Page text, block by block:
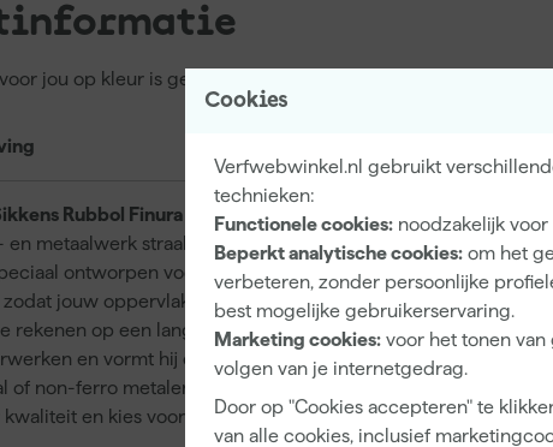
Cookies
Verfwebwinkel.nl gebruikt
technieken:
Functionele cookies: noodzakelijk
Beperkt analytische cookies: om het
verbeteren, zonder persoonlijke
best mogelijke gebruikerservaring.
Marketing cookies: voor het tonen
volgen van je internetgedrag.
Door op "Cookies accepteren" te
van alle cookies, inclusief
jou op kleur is gemaakt, kan niet worden geretourneerd.
Rubbol Finura High Gloss
metaalwerk straalt? De Sikkens Rubbol Finura High Gloss
ontworpen voor buitengebruik en biedt een
jouw oppervlakken lang mooi blijven. Met een
rekenen op een langdurige, strakke afwerking. Dankzij de
en vormt hij een duurzame laag die ook bestand is
of non-ferro metalen wilt afwerken, de Sikkens Lak rubbol
kwaliteit en kies voor de Sikkens Lak Rubbol Finura High Gloss!